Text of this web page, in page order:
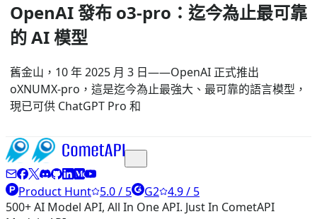
OpenAI 發布 o3-pro：迄今為止最可靠
的 AI 模型
舊金山，10 年 2025 月 3 日——OpenAI 正式推出
oXNUMX-pro，這是迄今為止最強大、最可靠的語言模型，
現已可供 ChatGPT Pro 和
Product Hunt 5.0 / 5 G2 4.9 / 5
500+ AI Model API, All In One API. Just In CometAPI